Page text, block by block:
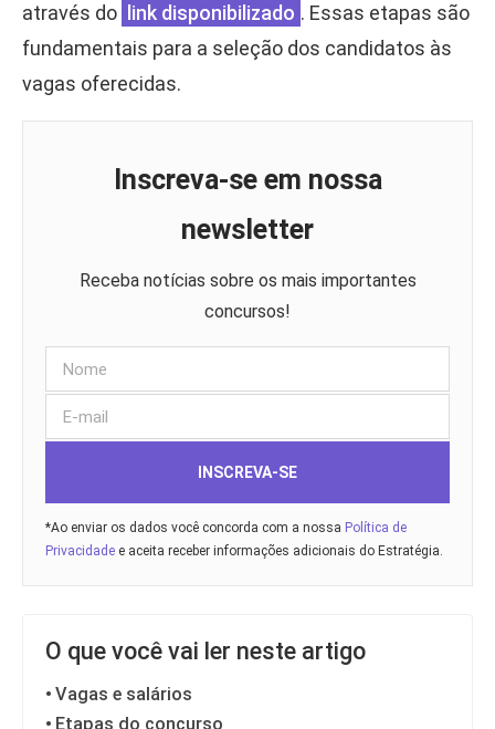
através do
link disponibilizado . Essas etapas são
fundamentais para a seleção dos candidatos às
vagas oferecidas.
Inscreva-se em nossa
newsletter
Receba notícias sobre os mais importantes
concursos!
INSCREVA-SE
*Ao enviar os dados você concorda com a nossa Política de
Privacidade e aceita receber informações adicionais do Estratégia.
O que você vai ler neste artigo
Vagas e salários
Etapas do concurso